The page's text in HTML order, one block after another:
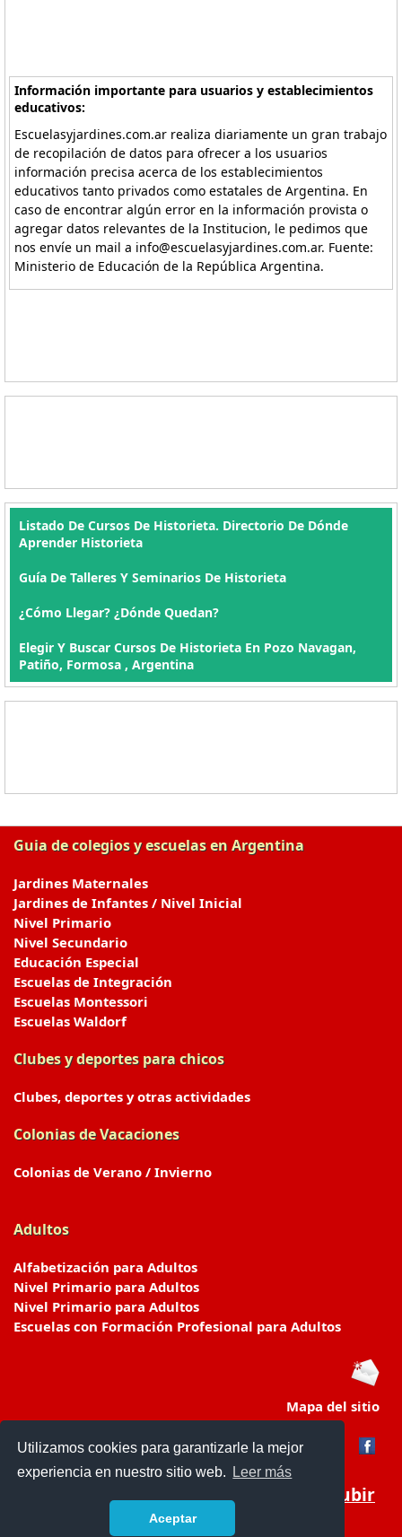
Utilizamos cookies para garantizarle la mejor
experiencia en nuestro sitio web.
Leer más
Aceptar
Información importante para usuarios y establecimientos
educativos:
Escuelasyjardines.com.ar realiza diariamente un gran trabajo
de recopilación de datos para ofrecer a los usuarios
información precisa acerca de los establecimientos
educativos tanto privados como estatales de Argentina. En
caso de encontrar algún error en la información provista o
agregar datos relevantes de la Institucion, le pedimos que
nos envíe un mail a info@escuelasyjardines.com.ar. Fuente:
Ministerio de Educación de la República Argentina.
Listado De Cursos De Historieta. Directorio De Dónde
Aprender Historieta
Guía De Talleres Y Seminarios De Historieta
¿Cómo Llegar? ¿Dónde Quedan?
Elegir Y Buscar Cursos De Historieta En Pozo Navagan,
Patiño, Formosa , Argentina
Guia de colegios y escuelas en Argentina
Jardines Maternales
Jardines de Infantes / Nivel Inicial
Nivel Primario
Nivel Secundario
Educación Especial
Escuelas de Integración
Escuelas Montessori
Escuelas Waldorf
Clubes y deportes para chicos
Clubes, deportes y otras actividades
Colonias de Vacaciones
Colonias de Verano / Invierno
Adultos
Alfabetización para Adultos
Nivel Primario para Adultos
Nivel Primario para Adultos
Escuelas con Formación Profesional para Adultos
Mapa del sitio
Subir